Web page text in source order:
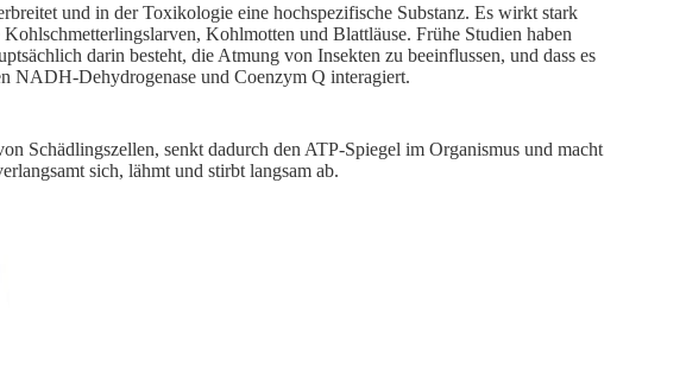
und in der Toxikologie eine hochspezifische Substanz. Es wirkt stark
Kohlmotten und Blattläuse. Frühe Studien haben
darin besteht, die Atmung von Insekten zu beeinflussen, und dass es
NADH-Dehydrogenase und Coenzym Q interagiert.
Schädlingszellen, senkt dadurch den ATP-Spiegel im Organismus und macht
sich, lähmt und stirbt langsam ab.